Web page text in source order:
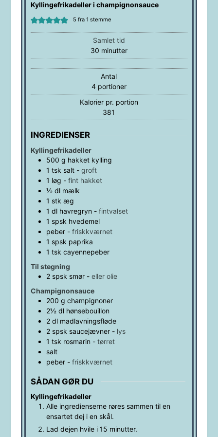
Kyllingefrikadeller i champignonsauce
5 fra 1 stemme
Samlet tid
30minutter
minutter
Antal
4 portioner
Kalorier pr. portion
381
INGREDIENSER
Kyllingefrikadeller
500 g hakket kylling
1 tsk salt- groft
1 løg - fint hakket
½ dl mælk
1 stk æg
1 dl havregryn- fintvalset
1 spsk hvedemel
peber- friskkværnet
1 spsk paprika
1 tsk cayennepeber
Til stegning
2 spsk smør- eller olie
Champignonsauce
200 g champignoner
2½ dl hønsebouillon
2 dl madlavningsfløde
2 spsk saucejævner- lys
1 tsk rosmarin- tørret
salt
peber- friskkværnet
SÅDAN GØR DU
Kyllingefrikadeller
Alle ingredienserne røres sammen til en
ensartet dej i en skål.
Lad dejen hvile i 15 minutter.